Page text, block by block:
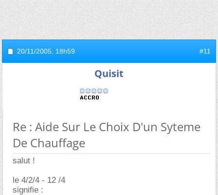
20/11/2005, 18h59 #11
Quisit
Re : Aide Sur Le Choix D'un Syteme
De Chauffage
salut !
le 4/2/4 - 12 /4
signifie :